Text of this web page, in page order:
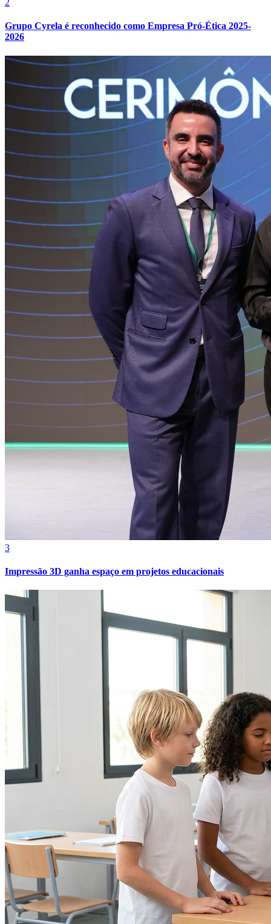
2
Grupo Cyrela é reconhecido como Empresa Pró-Ética 2025-
2026
3
Impressão 3D ganha espaço em projetos educacionais